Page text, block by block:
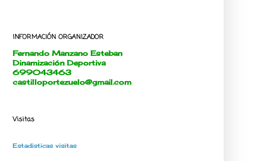
INFORMACIÓN ORGANIZADOR
Fernando Manzano Esteban
Dinamización Deportiva
699043463
castilloportezuelo@gmail.com
Visitas
Estadisticas visitas